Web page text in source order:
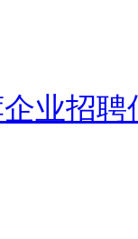
业招聘